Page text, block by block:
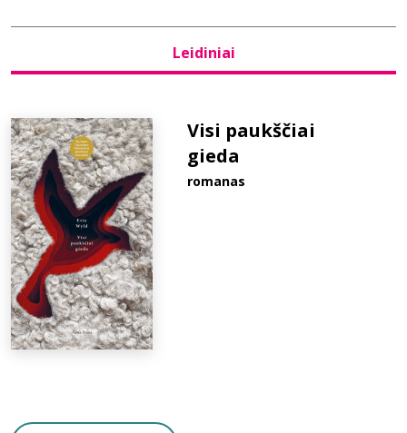
D.U.K.
Leidiniai
Visi paukščiai
gieda
romanas